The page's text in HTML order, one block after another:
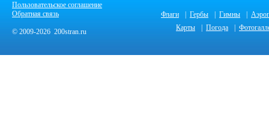
Пользовательское соглашение
Обратная связь
© 2009-2026 200stran.ru
Флаги Гербы Гимны
Карты
Погода